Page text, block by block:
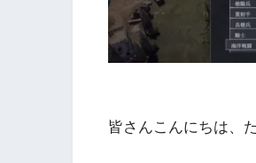
皆さんこんにちは、